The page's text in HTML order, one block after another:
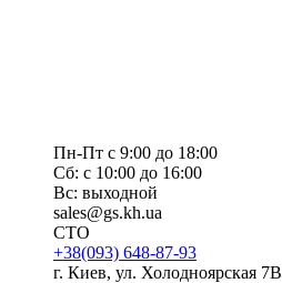
Пн-Пт с 9:00 до 18:00
Сб: с 10:00 до 16:00
Вс: выходной
sales@gs.kh.ua
СТО
+38(093) 648-87-93
г. Киев, ул. Холодноярская 7В